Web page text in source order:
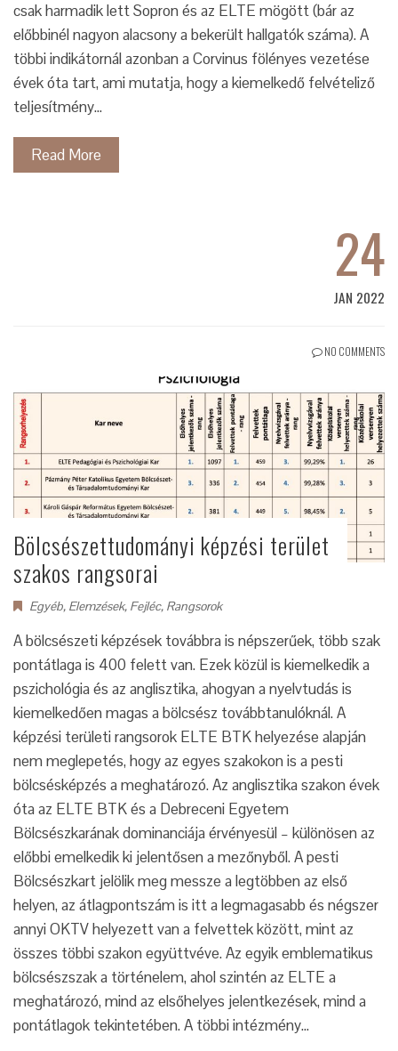
csak harmadik lett Sopron és az ELTE mögött (bár az
előbbinél nagyon alacsony a bekerült hallgatók száma). A
többi indikátornál azonban a Corvinus fölényes vezetése
évek óta tart, ami mutatja, hogy a kiemelkedő felvételiző
teljesítmény…
Read More
24
JAN 2022
NO COMMENTS
Bölcsészettudományi képzési terület
szakos rangsorai
Egyéb, Elemzések, Fejléc, Rangsorok
A bölcsészeti képzések továbbra is népszerűek, több szak
pontátlaga is 400 felett van. Ezek közül is kiemelkedik a
pszichológia és az anglisztika, ahogyan a nyelvtudás is
kiemelkedően magas a bölcsész továbbtanulóknál. A
képzési területi rangsorok ELTE BTK helyezése alapján
nem meglepetés, hogy az egyes szakokon is a pesti
bölcsésképzés a meghatározó. Az anglisztika szakon évek
óta az ELTE BTK és a Debreceni Egyetem
Bölcsészkarának dominanciája érvényesül – különösen az
előbbi emelkedik ki jelentősen a mezőnyből. A pesti
Bölcsészkart jelölik meg messze a legtöbben az első
helyen, az átlagpontszám is itt a legmagasabb és négszer
annyi OKTV helyezett van a felvettek között, mint az
összes többi szakon együttvéve. Az egyik emblematikus
bölcsészszak a történelem, ahol szintén az ELTE a
meghatározó, mind az elsőhelyes jelentkezések, mind a
pontátlagok tekintetében. A többi intézmény…